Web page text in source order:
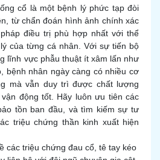
cổ là một bệnh lý phức tạp đòi
từ chẩn đoán hình ảnh chính xác
điều trị phù hợp nhất với thể
của từng cá nhân. Với sự tiến bộ
lĩnh vực phẫu thuật ít xâm lấn như
bệnh nhân ngày càng có nhiều cơ
mà vẫn duy trì được chất lượng
động tốt. Hãy luôn ưu tiên các
tồn ban đầu, và tìm kiếm sự tư
triệu chứng thần kinh xuất hiện
các triệu chứng đau cổ, tê tay kéo